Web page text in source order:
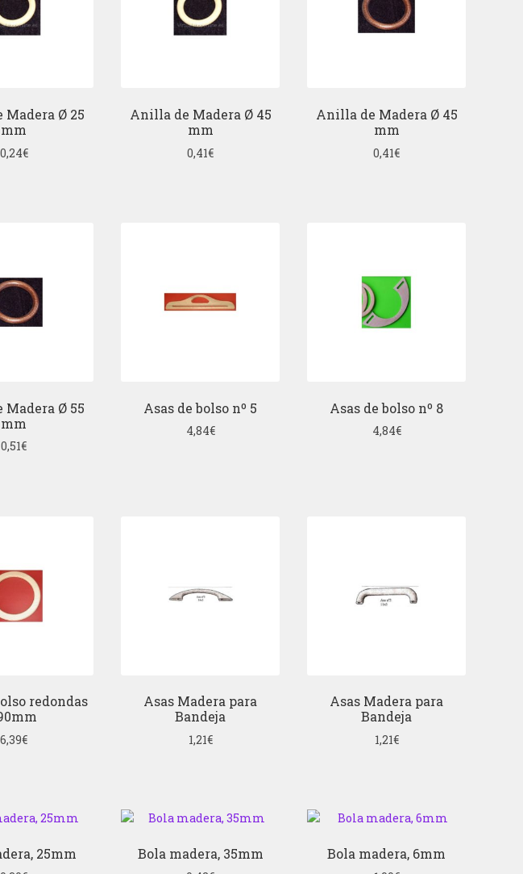
Ø 25
mm
0,24€
Anilla de Madera Ø 45
mm
0,41€
Anilla de Madera Ø 45
mm
0,41€
Ø 55
mm
0,51€
Asas de bolso nº 5
4,84€
Asas de bolso nº 8
4,84€
redondas
6,39€
Asas Madera para
Bandeja
1,21€
Asas Madera para
Bandeja
1,21€
25mm Bola madera, 35mm Bola madera, 6mm